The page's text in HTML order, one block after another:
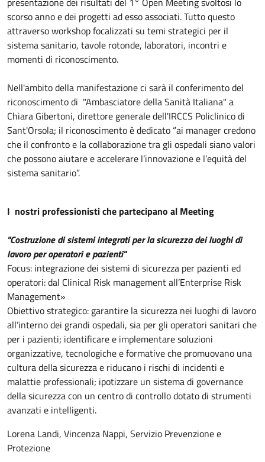
scorso anno e dei progetti ad esso associati. Tutto questo
attraverso workshop focalizzati su temi strategici per il
sistema sanitario, tavole rotonde, laboratori, incontri e
momenti di riconoscimento.
Nell'ambito della manifestazione ci sarà il conferimento del
riconoscimento di "Ambasciatore della Sanità Italiana" a
Chiara Gibertoni, direttore generale dell'IRCCS Policlinico di
Sant'Orsola; il riconoscimento è dedicato “ai manager credono
che il confronto e la collaborazione tra gli ospedali siano valori
che possono aiutare e accelerare l’innovazione e l’equità del
sistema sanitario”.
I nostri professionisti che partecipano al Meeting
"Costruzione di sistemi integrati per la sicurezza dei luoghi di
lavoro per operatori e pazienti"
Focus: integrazione dei sistemi di sicurezza per pazienti ed
operatori: dal Clinical Risk management all’Enterprise Risk
Management»
Obiettivo strategico: garantire la sicurezza nei luoghi di lavoro
all’interno dei grandi ospedali, sia per gli operatori sanitari che
per i pazienti; identificare e implementare soluzioni
organizzative, tecnologiche e formative che promuovano una
cultura della sicurezza e riducano i rischi di incidenti e
malattie professionali; ipotizzare un sistema di governance
della sicurezza con un centro di controllo dotato di strumenti
avanzati e intelligenti.
Lorena Landi, Vincenza Nappi, Servizio Prevenzione e
Protezione